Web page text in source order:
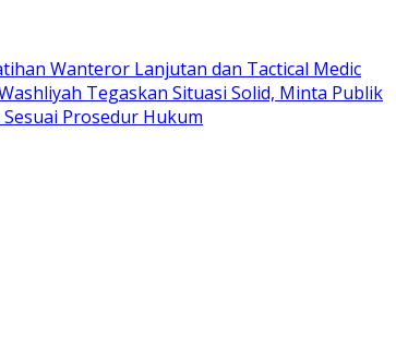
Wanteror Lanjutan dan Tactical Medic
Tegaskan Situasi Solid, Minta Publik
Prosedur Hukum